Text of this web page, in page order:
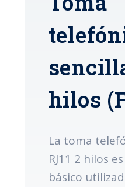
hilos
La toma
RJ11 2 hilos
básico